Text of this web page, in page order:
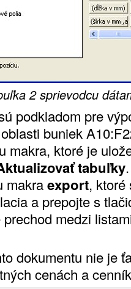
2 sprievodcu
podkladom pre
buniek
makra, ktoré je
tabuľky
makraexport, ktoré
a prepojte s
medzi
dokumentu nie je
cenách a